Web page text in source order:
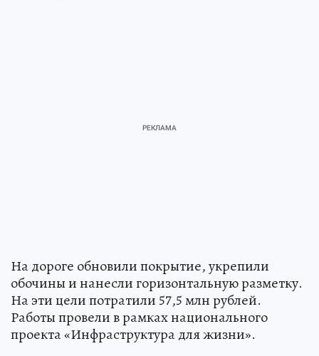
На дороге обновили покрытие, укрепили
обочины и нанесли горизонтальную разметку.
На эти цели потратили 57,5 млн рублей.
Работы провели в рамках национального
проекта «Инфраструктура для жизни».